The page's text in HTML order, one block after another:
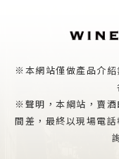
※本網站僅做產品介紹
※聲明，本綱站，賣
間差，最終以現場電